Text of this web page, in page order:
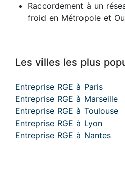
Raccordement à un
froid en Métropole et
Les villes les plus
Entreprise RGE à Paris
Entreprise RGE à Marseille
Entreprise RGE à Toulouse
Entreprise RGE à Lyon
Entreprise RGE à Nantes